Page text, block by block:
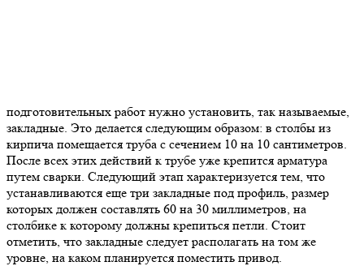
подготовительных работ нужно установить, так называемые,
закладные. Это делается следующим образом: в столбы из
кирпича помещается труба с сечением 10 на 10 сантиметров.
После всех этих действий к трубе уже крепится арматура
путем сварки. Следующий этап характеризуется тем, что
устанавливаются еще три закладные под профиль, размер
которых должен составлять 60 на 30 миллиметров, на
столбике к которому должны крепиться петли. Стоит
отметить, что закладные следует располагать на том же
уровне, на каком планируется поместить привод.